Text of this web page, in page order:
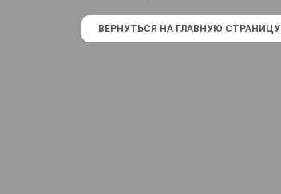
ВЕРНУТЬСЯ НА ГЛАВНУЮ СТРАНИЦУ